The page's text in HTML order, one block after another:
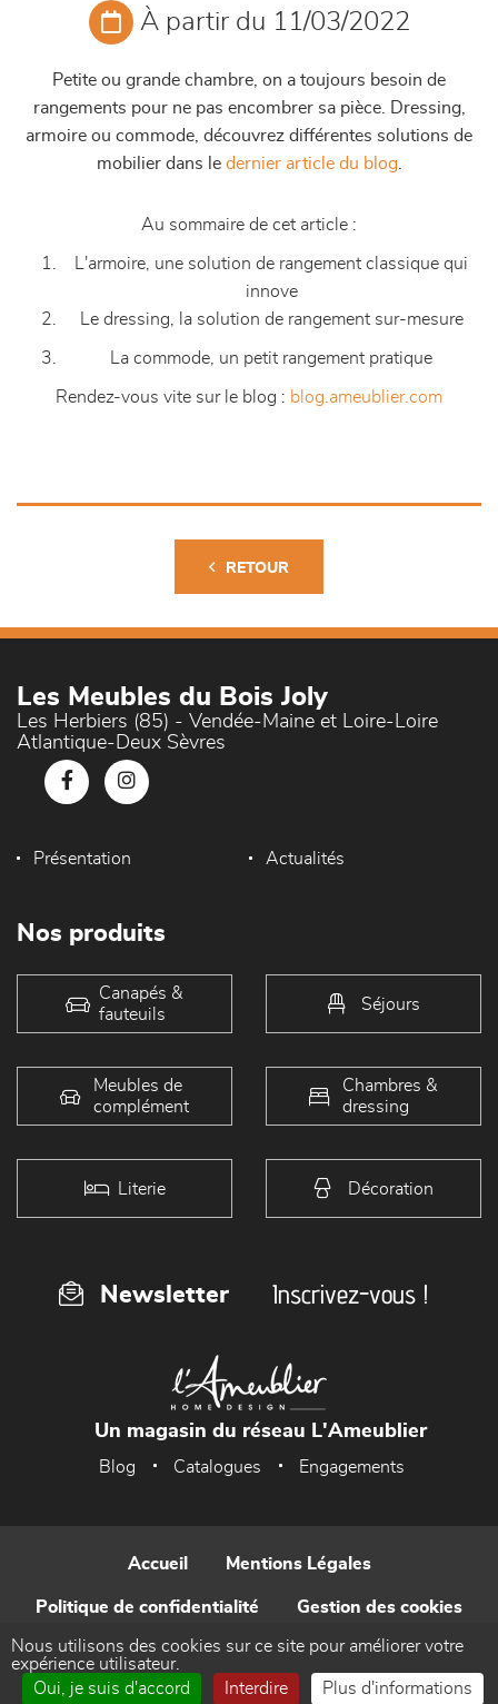
À partir du 11/03/2022
Petite ou grande chambre, on a toujours besoin de
rangements pour ne pas encombrer sa pièce. Dressing,
armoire ou commode, découvrez différentes solutions de
mobilier dans le dernier article du blog.
Au sommaire de cet article :
L'armoire, une solution de rangement classique qui
innove
Le dressing, la solution de rangement sur-mesure
La commode, un petit rangement pratique
Rendez-vous vite sur le blog : blog.ameublier.com
RETOUR
Les Meubles du Bois Joly
Les Herbiers (85) - Vendée-Maine et Loire-Loire
Atlantique-Deux Sèvres
Présentation Actualités
Nos produits
Canapés &
fauteuils
Séjours
Meubles de
complément
Chambres &
dressing
Literie Décoration
Newsletter Inscrivez-vous !
Un magasin du réseau L'Ameublier
Blog Catalogues Engagements
Accueil Mentions Légales
Politique de confidentialité Gestion des cookies
Contact
Nous utilisons des cookies sur ce site pour améliorer votre
expérience utilisateur.
Oui, je suis d'accord
Interdire Plus d'informations